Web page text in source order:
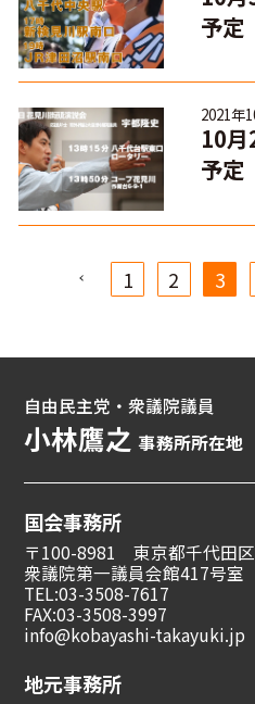
予定
2021年
10
予定
1 2 3
自由民主党・衆議院議員
小林鷹之事務所所在地
国会事務所
〒100-8981 東京都千代田
衆議院第一議員会館417号室
TEL:03-3508-7617
FAX:03-3508-3997
info@kobayashi-takayuki.jp
地元事務所